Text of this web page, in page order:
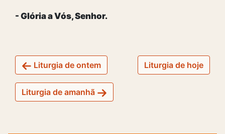
- Glória a Vós, Senhor.
Liturgia de ontem Liturgia de hoje
Liturgia de amanhã